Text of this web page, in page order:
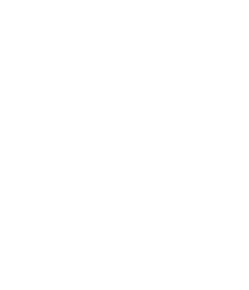
みて👯‍♀️